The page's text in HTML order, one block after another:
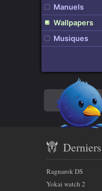
Manuels
Wallpapers
Musiques
En
savoir
plus
sur
nous
Rpgamers
sur
Twitter
récent
et
partenaires
Ragnarok DS
Yokai watch 2